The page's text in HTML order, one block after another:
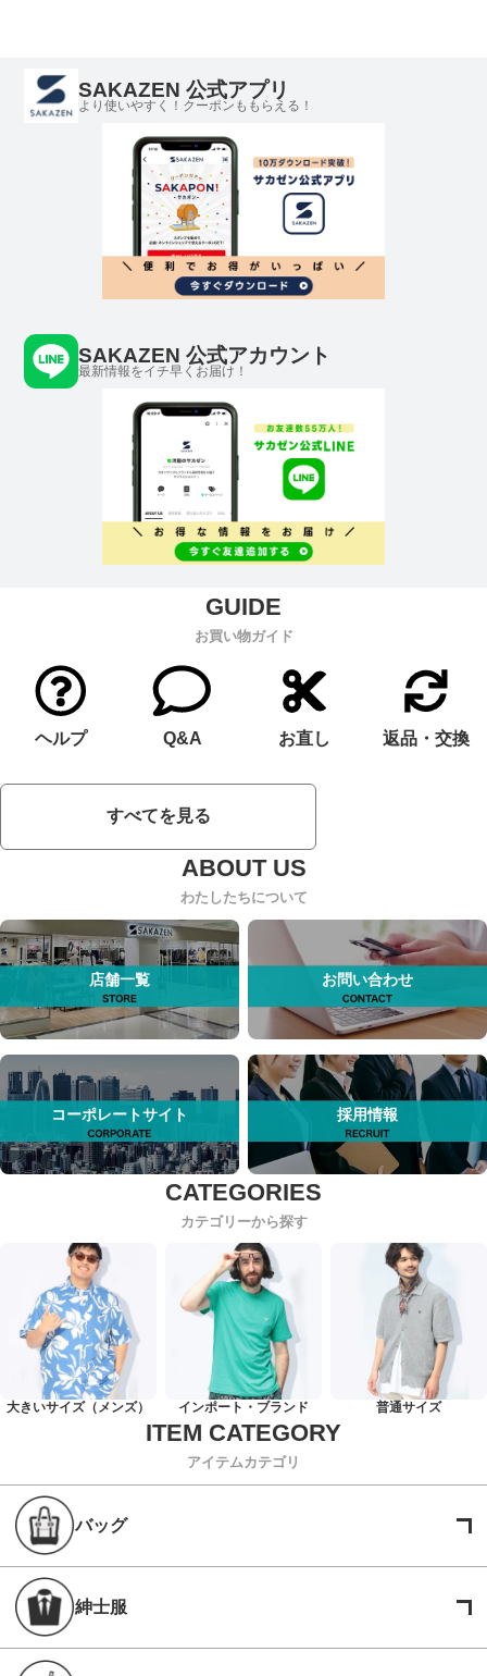
SAKAZEN 公式アプリ
より使いやすく！クーポンももらえる！
SAKAZEN 公式アカウント
最新情報をイチ早くお届け！
お買い物ガイド
ヘルプ Q&A お直し 返品・交換
すべてを見る
わたしたちについて
店舗一覧 お問い合わせ
コーポレートサイト 採用情報
カテゴリーから探す
大きいサイズ（メンズ） インポート・ブランド 普通サイズ
アイテムカテゴリ
バッグ
紳士服